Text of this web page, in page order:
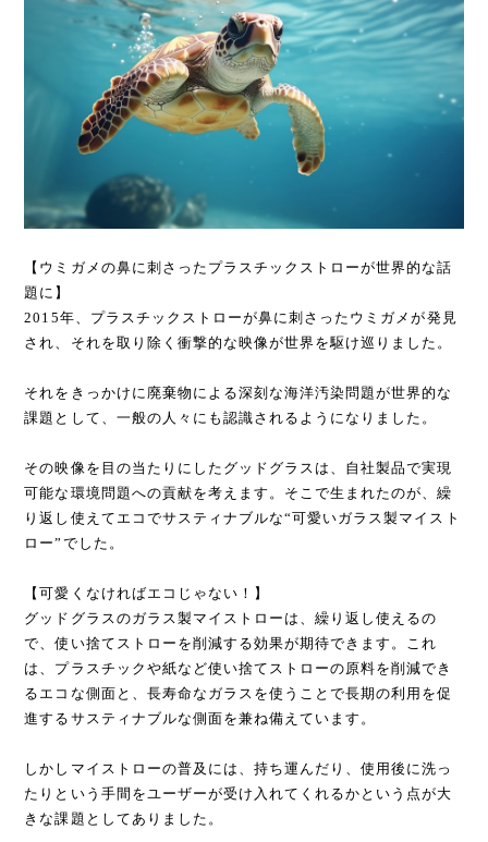
【ウミガメの鼻に刺さったプラスチックストローが世界的な話
題に】
2015年、プラスチックストローが鼻に刺さったウミガメが発見
され、それを取り除く衝撃的な映像が世界を駆け巡りました。
それをきっかけに廃棄物による深刻な海洋汚染問題が世界的な
課題として、一般の人々にも認識されるようになりました。
その映像を目の当たりにしたグッドグラスは、自社製品で実現
可能な環境問題への貢献を考えます。そこで生まれたのが、繰
り返し使えてエコでサスティナブルな“可愛いガラス製マイスト
ロー”でした。
【可愛くなければエコじゃない！】
グッドグラスのガラス製マイストローは、繰り返し使えるの
で、使い捨てストローを削減する効果が期待できます。これ
は、プラスチックや紙など使い捨てストローの原料を削減でき
るエコな側面と、長寿命なガラスを使うことで長期の利用を促
進するサスティナブルな側面を兼ね備えています。
しかしマイストローの普及には、持ち運んだり、使用後に洗っ
たりという手間をユーザーが受け入れてくれるかという点が大
きな課題としてありました。